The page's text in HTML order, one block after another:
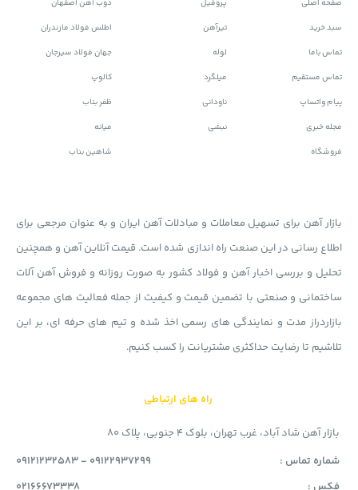
صفحه اصلی
سبد خرید
تماس باما
تماس مستقیم
پیام واتساپ
مجله خبری
فروشگاه
پروفیل
تیرآهن
لوله
میلگرد
ناودانی
نبشی
ذوب آهن اصفهان
اطلس فولاد مازندران
جهان فولاد سیرجان
کالوپ
ظفر بناب
میانه
شاهین بناب
بازار آهن برای تسهیل معاملات و مبادلات آهن ایران و به عنوان مرجعی برای
اطلاع رسانی در این صنعت راه اندازی شده است. قیمت آنلاین آهن و همچنین
تحلیل و بررسی اخبار آهن و فولاد کشور به صورت روزانه و فروش آهن آلات
ساختمانی و صنعتی با تضمین قیمت و کیفیت از جمله فعالیت های مجموعه
بازاردراز مدت و نمایندگی های رسمی اخذ شده و تیم های حرفه ای، بر این
تلاشیم تا رضایت حداکثری مشتریانت را کسب کنیم.
راه های ارتباطی
بازار آهن شاد آباد، غرب تهران، بلوک 4 جنوبی، پلاک 80
شماره تماس :
09121232583 - 09122937299
فکس :
02166673338